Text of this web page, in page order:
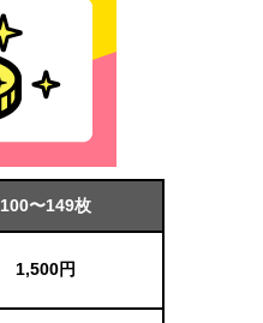
100〜149枚
1,500円